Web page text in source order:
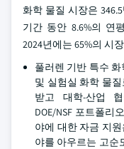
화학 물질 시장은
기간 동안 8.6%의 연
2024년에는 65%의 시
풀러렌 기반 특수
및 실험실 화학 물
받고 대학-산업
DOE/NSF 포트폴리
야에 대한 자금 지
야를 아우르는 고순